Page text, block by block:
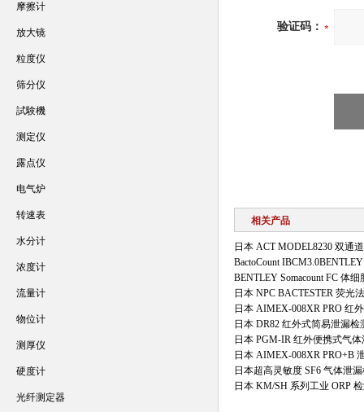
验证码：
相关产品
日本 ACT MODEL8230 双通
BactoCount
BENTLEY Somacount FC 体
日本 NPC BACTESTER 荧光
日本 AIMEX-008XR PRO 红
日本 DR82 红外式简易泄漏检
日本 PGM-IR 红外便携式气
日本 AIMEX-008XR PRO+B
日本超高灵敏度 SF6 气体泄
日本 KM/SH 系列工业 ORP
摩擦计
放大镜
粒度仪
筛分仪
試験機
测定仪
露点仪
电气炉
转速表
水分计
浓度计
流量计
物位计
测厚仪
硬度计
光纤测定器